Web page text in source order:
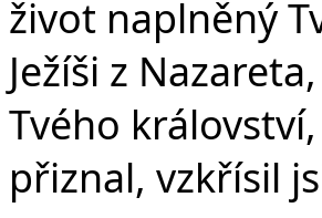
život naplněný
Ježíši z
Tvého
přiznal, vzkřísil